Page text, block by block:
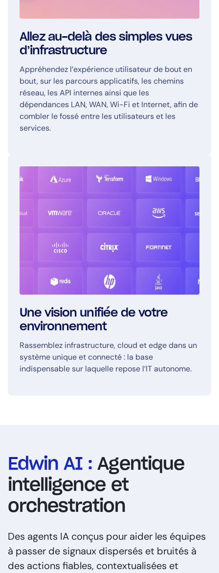
Allez au-delà des simples vues
d’infrastructure
Appréhendez l’expérience utilisateur de bout en
bout, sur les parcours applicatifs, les chemins
réseau, les API internes ainsi que les
dépendances LAN, WAN, Wi-Fi et Internet, afin de
combler le fossé entre les utilisateurs et les
services.
Une vision unifiée de votre
environnement
Rassemblez infrastructure, cloud et edge dans un
système unique et connecté : la base
indispensable sur laquelle repose l’IT autonome.
Edwin AI : Agentique
intelligence et
orchestration
Des agents IA conçus pour aider les équipes
à passer de signaux dispersés et bruités à
des actions fiables, contextualisées et